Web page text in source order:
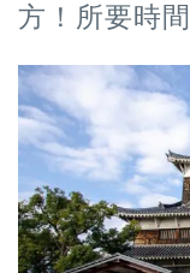
方！所要時